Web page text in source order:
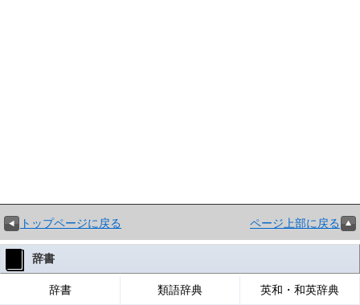
トップページに戻る ページ上部に戻る
辞書
辞書 類語辞典 英和・和英辞典